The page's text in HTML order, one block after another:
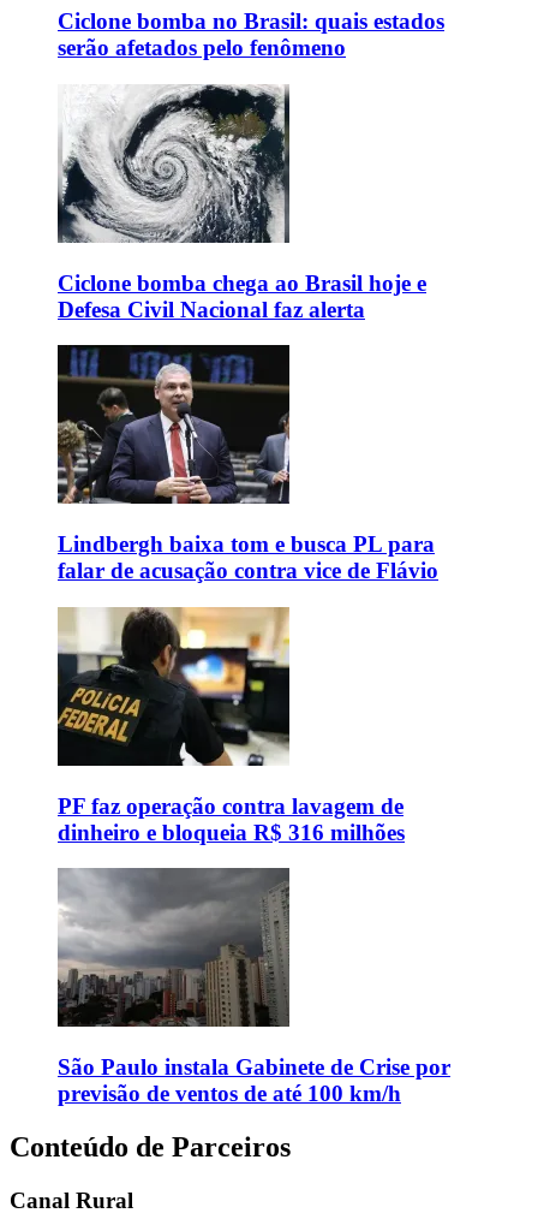
Ciclone bomba no Brasil: quais estados
serão afetados pelo fenômeno
Ciclone bomba chega ao Brasil hoje e
Defesa Civil Nacional faz alerta
Lindbergh baixa tom e busca PL para
falar de acusação contra vice de Flávio
PF faz operação contra lavagem de
dinheiro e bloqueia R$ 316 milhões
São Paulo instala Gabinete de Crise por
previsão de ventos de até 100 km/h
Conteúdo de Parceiros
Canal Rural